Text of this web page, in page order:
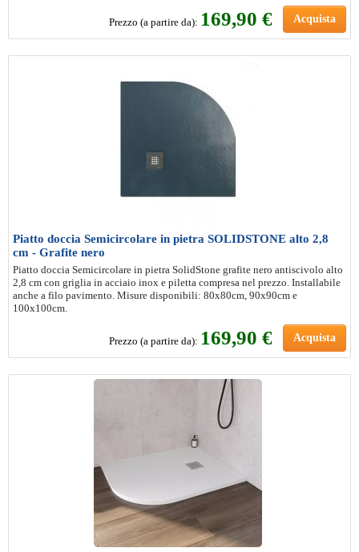
Prezzo (a partire da): 169,90 € Acquista
Piatto doccia Semicircolare in pietra SOLIDSTONE alto 2,8
cm - Grafite nero
Piatto doccia Semicircolare in pietra SolidStone grafite nero antiscivolo alto
2,8 cm con griglia in acciaio inox e piletta compresa nel prezzo. Installabile
anche a filo pavimento. Misure disponibili: 80x80cm, 90x90cm e
100x100cm.
Prezzo (a partire da): 169,90 € Acquista